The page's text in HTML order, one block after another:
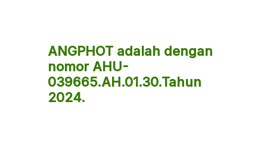
ANGPHOT adalah dengan
nomor AHU-
039665.AH.01.30.Tahun
2024.